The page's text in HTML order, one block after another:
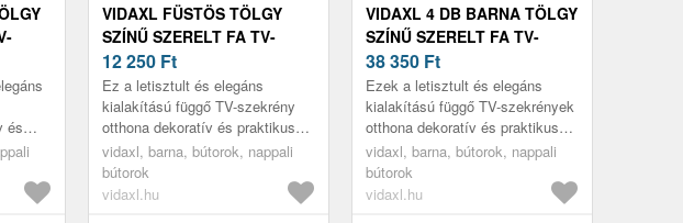
110
és
VIDAXL FÜSTÖS TÖLGY
SZÍNŰ SZERELT FA TV-
SZEKRÉNY 30, 5 X 30 X 60
CM
12 250 Ft
Ez a letisztult és elegáns
kialakítású függő TV-szekrény
otthona dekoratív és praktikus
kiegészítője lesz.
vidaxl, barna, bútorok, nappali
bútorok
vidaxl.hu
VIDAXL 4 DB BARNA TÖLGY
SZÍNŰ SZERELT FA TV-
SZEKRÉNY 30, 5 X 30 X 60
CM
38 350 Ft
Ezek a letisztult és elegáns
kialakítású függő TV-szekrények
otthona dekoratív és praktikus
kiegészítői lesznek.
vidaxl, barna, bútorok, nappali
bútorok
vidaxl.hu